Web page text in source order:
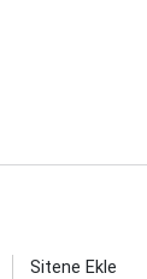
Sitene Ekle